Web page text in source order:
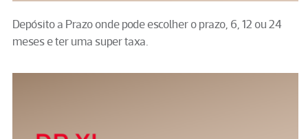
Depósito a Prazo onde pode escolher o prazo, 6, 12 ou 24
meses e ter uma super taxa.